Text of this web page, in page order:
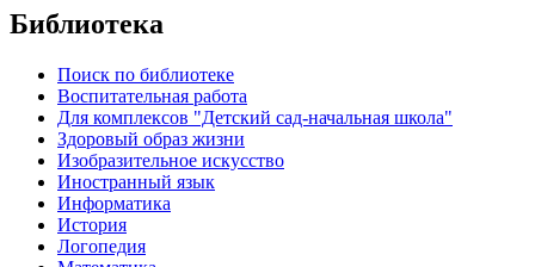
Библиотека
Поиск по библиотеке
Воспитательная работа
Для комплексов "Детский сад-начальная школа"
Здоровый образ жизни
Изобразительное искусство
Иностранный язык
Информатика
История
Логопедия